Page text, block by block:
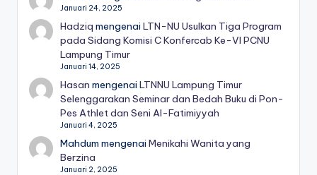
Januari 24, 2025
Hadziq mengenaiLTN-NU Usulkan Tiga Program
pada Sidang Komisi C Konfercab Ke-VI PCNU
Lampung Timur
Januari 14, 2025
Hasan mengenaiLTNNU Lampung Timur
Selenggarakan Seminar dan Bedah Buku di Pon-
Pes Athlet dan Seni Al-Fatimiyyah
Januari 4, 2025
Mahdum mengenaiMenikahi Wanita yang
Berzina
Januari 2, 2025